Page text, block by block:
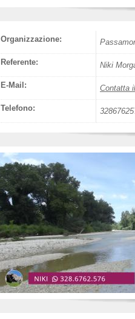
Organizzazione:
Referente: Niki
E-Mail: Contatta
Telefono: